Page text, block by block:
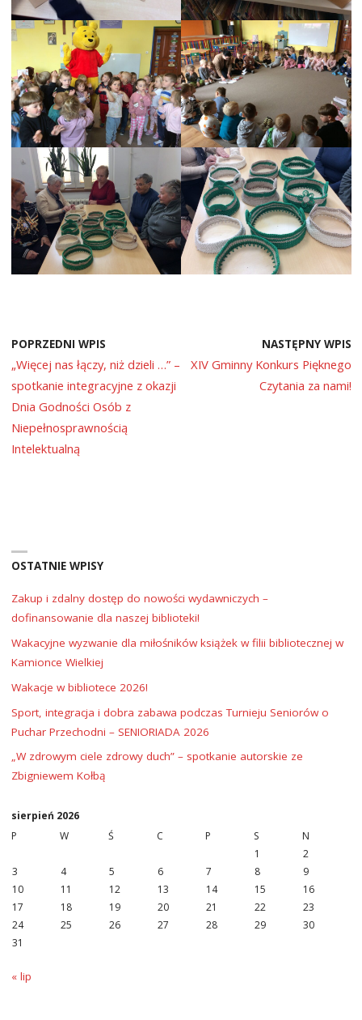
POPRZEDNI WPIS
„Więcej nas łączy, niż dzieli …” –
spotkanie integracyjne z okazji
Dnia Godności Osób z
Niepełnosprawnością
Intelektualną
NASTĘPNY WPIS
XIV Gminny Konkurs Pięknego
Czytania za nami!
OSTATNIE WPISY
Zakup i zdalny dostęp do nowości wydawniczych –
dofinansowanie dla naszej biblioteki!
Wakacyjne wyzwanie dla miłośników książek w filii bibliotecznej w
Kamionce Wielkiej
Wakacje w bibliotece 2026!
Sport, integracja i dobra zabawa podczas Turnieju Seniorów o
Puchar Przechodni – SENIORIADA 2026
„W zdrowym ciele zdrowy duch” – spotkanie autorskie ze
Zbigniewem Kołbą
sierpień 2026
P
W Ś C P S
N
1
2
3
4 5 6 7 8
9
10
11 12 13 14 15
16
17
18 19 20 21 22
23
24
25 26 27 28 29
30
31
« lip